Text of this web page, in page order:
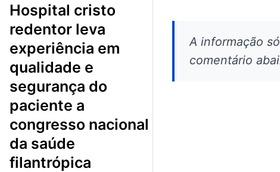
hospital cristo
redentor leva
experiência em
qualidade e
segurança do
paciente a
congresso nacional
da saúde
filantrópica
A informação
comentário